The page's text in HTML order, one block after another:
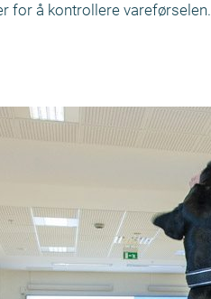
for å kontrollere vareførselen.